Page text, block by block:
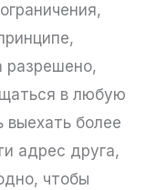
разрешено,
в любую
выехать более
адрес друга,
чтобы